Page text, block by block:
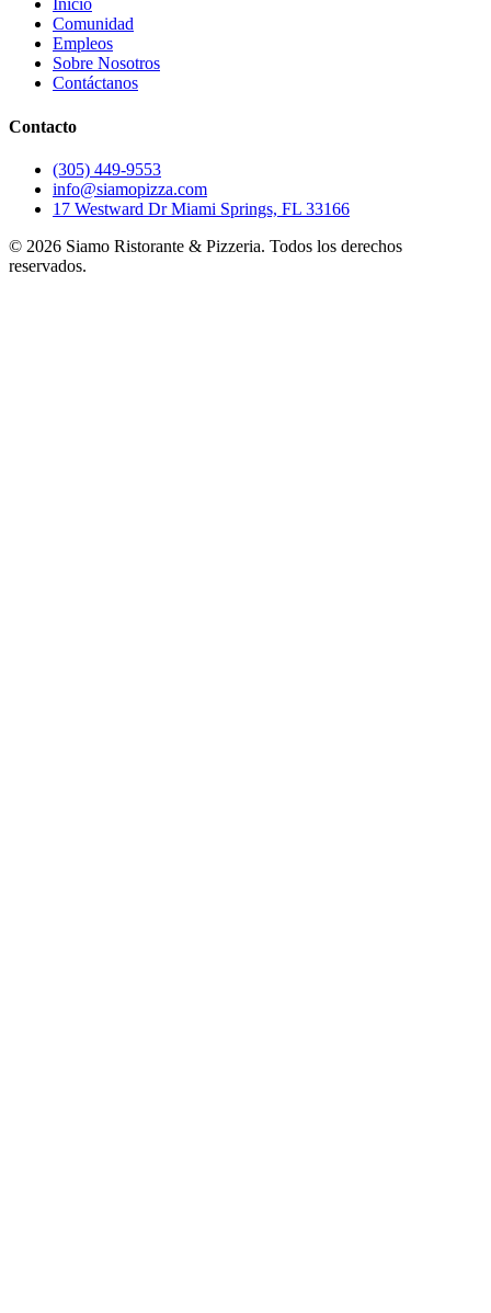
Inicio
Comunidad
Empleos
Sobre Nosotros
Contáctanos
Contacto
(305) 449-9553
info@siamopizza.com
17 Westward Dr Miami Springs, FL 33166
© 2026 Siamo Ristorante & Pizzeria. Todos los derechos
reservados.